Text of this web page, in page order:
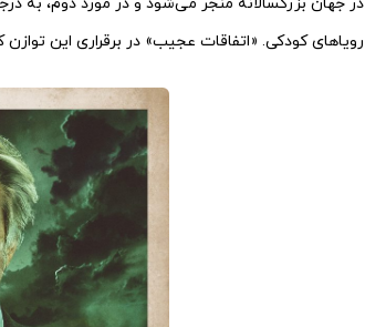
رویاهای کودکی. «اتفاقات عجیب» در برقراری این